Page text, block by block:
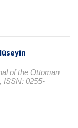
of the Ottoman
ISSN: 0255-